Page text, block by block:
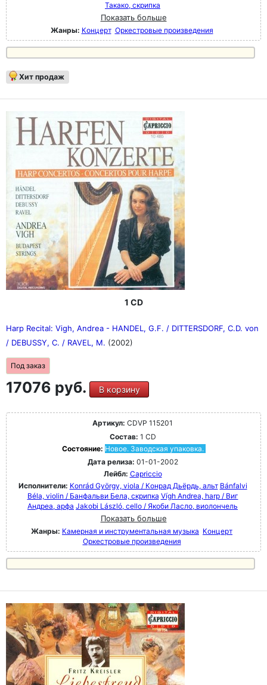
Такако, скрипка
Показать больше
Жанры: Концерт Оркестровые произведения
Хит продаж
1 CD
Harp Recital: Vigh, Andrea - HANDEL, G.F. / DITTERSDORF, C.D. von
/ DEBUSSY, C. / RAVEL, M. (2002)
Под заказ
17076 руб. В корзину
Артикул: CDVP 115201
Состав: 1 CD
Состояние: Новое. Заводская упаковка.
Дата релиза: 01-01-2002
Лейбл: Capriccio
Исполнители: Konrád György, viola / Конрад Дьёрдь, альт Bánfalvi
Béla, violin / Банфальви Бела, скрипка Vígh Andrea, harp / Виг
Андреа, арфа Jakobi László, cello / Якоби Ласло, виолончель
Показать больше
Жанры: Камерная и инструментальная музыка Концерт
Оркестровые произведения